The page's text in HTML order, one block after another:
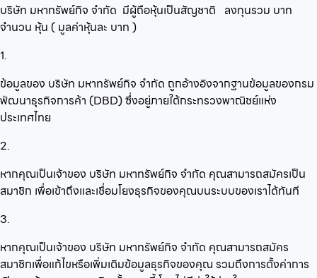
บริษัท มหาทรัพย์กิจ จำกัด มีผู้ถือหุ้นเป็นสัญชาติ ลงทุนรวม บาท
จำนวน หุ้น ( มูลค่าหุ้นละ บาท )
1.
ข้อมูลของ บริษัท มหาทรัพย์กิจ จำกัด ถูกอ้างอิงจากฐานข้อมูลของกรม
พัฒนาธุรกิจการค้า (DBD) ซึ่งอยู่ภายใต้กระทรวงพาณิชย์แห่ง
ประเทศไทย
2.
หากคุณเป็นเจ้าของ บริษัท มหาทรัพย์กิจ จำกัด คุณสามารถสมัครเป็น
สมาชิก เพื่อเข้าถึงและเชื่อมโยงธุรกิจของคุณบนระบบของเราได้ทันที
3.
หากคุณเป็นเจ้าของ บริษัท มหาทรัพย์กิจ จำกัด คุณสามารถสมัคร
สมาชิกเพื่อแก้ไขหรือเพิ่มเติมข้อมูลธุรกิจของคุณ รวมถึงการตั้งค่าการ